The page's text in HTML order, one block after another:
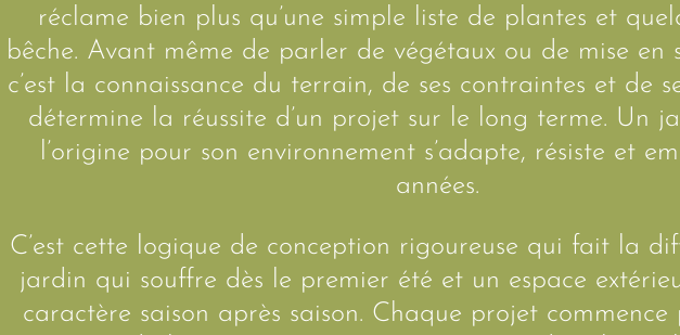
réclame bien plus qu’une simple liste de plantes et
bêche. Avant même de parler de végétaux ou de mise en
c’est la connaissance du terrain, de ses contraintes et de
détermine la réussite d’un projet sur le long terme. Un
l’origine pour son environnement s’adapte, résiste et
années.
C’est cette logique de conception rigoureuse qui fait la
jardin qui souffre dès le premier été et un espace
caractère saison après saison. Chaque projet